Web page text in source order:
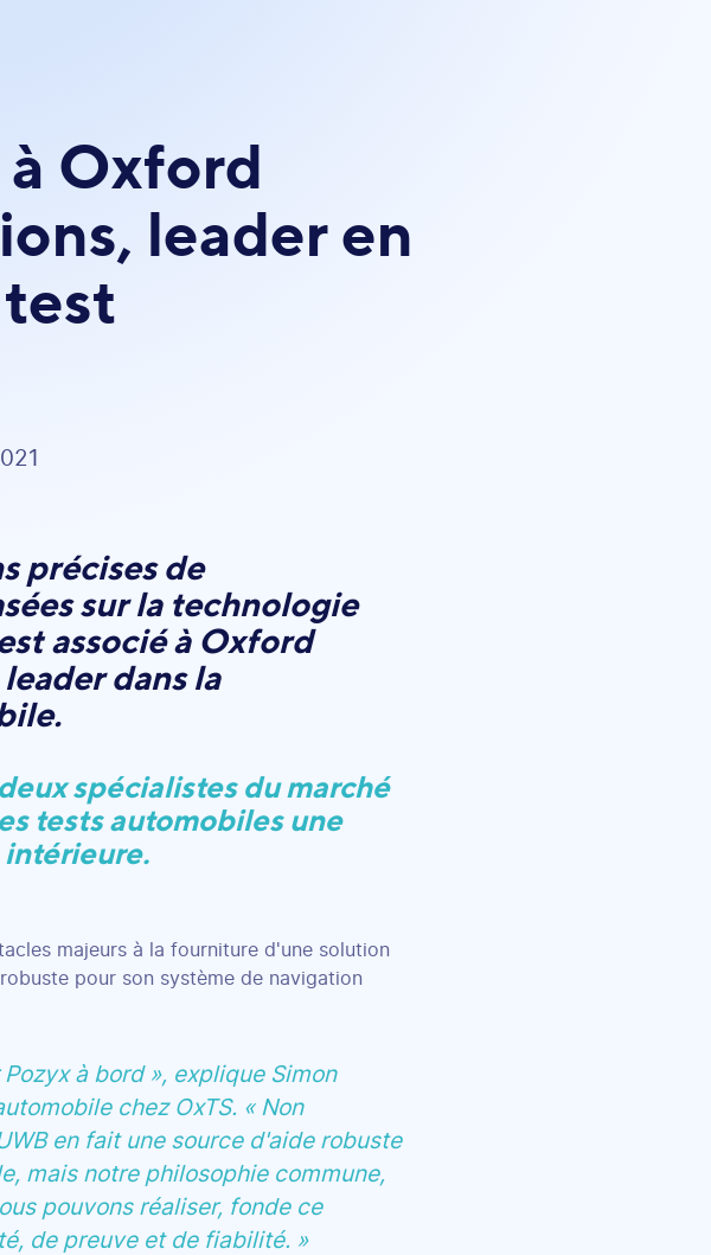
à Oxford
leader en
précises de
sur la technologie
associé à Oxford
dans la
spécialistes du marché
tests automobiles une
majeurs à la fourniture d'une solution
pour son système de navigation
à bord », explique Simon
chez OxTS. « Non
en fait une source d'aide robuste
mais notre philosophie commune,
pouvons réaliser, fonde ce
de preuve et de fiabilité. »